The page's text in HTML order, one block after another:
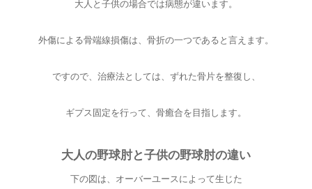
大人と子供の場合では病態が違います。
外傷による骨端線損傷は、骨折の一つであると言えます。
ですので、治療法としては、ずれた骨片を整復し、
ギプス固定を行って、骨癒合を目指します。
大人の野球肘と子供の野球肘の違い
下の図は、オーバーユースによって生じた